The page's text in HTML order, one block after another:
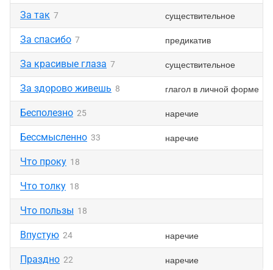
За так 7 существительное
За спасибо 7 предикатив
За красивые глаза 7 существительное
За здорово живешь 8 глагол в личной форме
Бесполезно 25 наречие
Бессмысленно 33 наречие
Что проку 18
Что толку 18
Что пользы 18
Впустую 24 наречие
Праздно 22 наречие